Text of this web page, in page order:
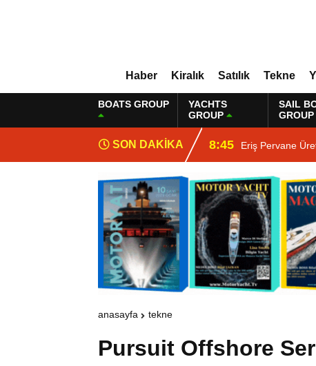
Haber Kiralık Satılık Tekne
BOATS GROUP
YACHTS
GROUP
SAIL
GROUP
SON DAKİKA 8:45 Eriş Pervane
anasayfa tekne
Pursuit Offshore